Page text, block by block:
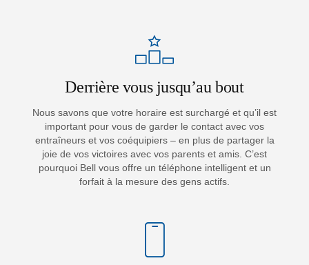
Derrière vous jusqu’au bout
Nous savons que votre horaire est surchargé et qu’il est
important pour vous de garder le contact avec vos
entraîneurs et vos coéquipiers – en plus de partager la
joie de vos victoires avec vos parents et amis. C’est
pourquoi Bell vous offre un téléphone intelligent et un
forfait à la mesure des gens actifs.